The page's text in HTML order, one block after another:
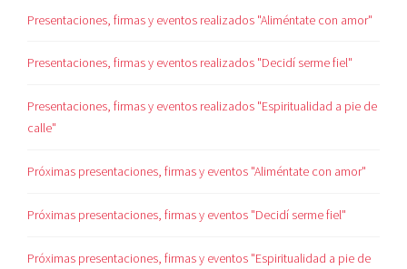
Presentaciones, firmas y eventos realizados "Aliméntate con amor"
Presentaciones, firmas y eventos realizados "Decidí serme fiel"
Presentaciones, firmas y eventos realizados "Espiritualidad a pie de
calle"
Próximas presentaciones, firmas y eventos "Aliméntate con amor"
Próximas presentaciones, firmas y eventos "Decidí serme fiel"
Próximas presentaciones, firmas y eventos "Espiritualidad a pie de